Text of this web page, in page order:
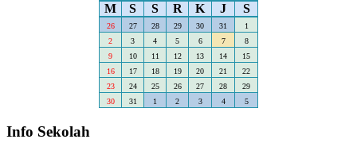
M
S S R K J S
26 27 28 29 30 31
1
2
3 4 5 6 7
8
9
10 11 12 13 14
15
16
17 18 19 20 21
22
23
24 25 26 27 28
29
30
31 1 2 3 4 5
Info Sekolah